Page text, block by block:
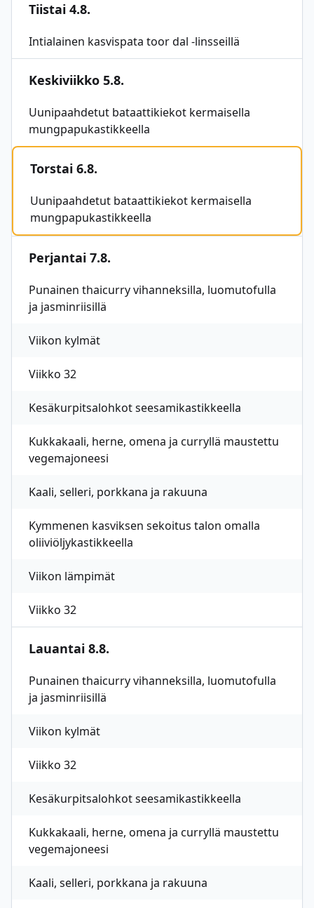
Tiistai 4.8.
Intialainen kasvispata toor dal -linsseillä
Keskiviikko 5.8.
Uunipaahdetut bataattikiekot kermaisella
mungpapukastikkeella
Torstai 6.8.
Uunipaahdetut bataattikiekot kermaisella
mungpapukastikkeella
Perjantai 7.8.
Punainen thaicurry vihanneksilla, luomutofulla
ja jasminriisillä
Viikon kylmät
Viikko 32
Kesäkurpitsalohkot seesamikastikkeella
Kukkakaali, herne, omena ja curryllä maustettu
vegemajoneesi
Kaali, selleri, porkkana ja rakuuna
Kymmenen kasviksen sekoitus talon omalla
oliiviöljykastikkeella
Viikon lämpimät
Viikko 32
Lauantai 8.8.
Punainen thaicurry vihanneksilla, luomutofulla
ja jasminriisillä
Viikon kylmät
Viikko 32
Kesäkurpitsalohkot seesamikastikkeella
Kukkakaali, herne, omena ja curryllä maustettu
vegemajoneesi
Kaali, selleri, porkkana ja rakuuna